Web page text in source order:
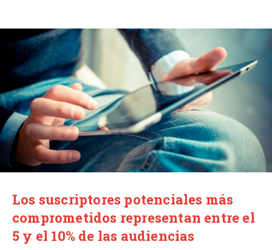
Los suscriptores potenciales más
comprometidos representan entre el
5 y el 10% de las audiencias